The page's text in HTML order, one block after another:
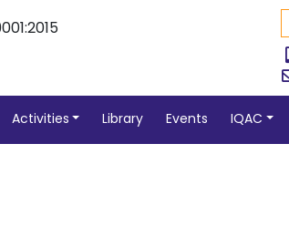
Activities Library Events IQAC